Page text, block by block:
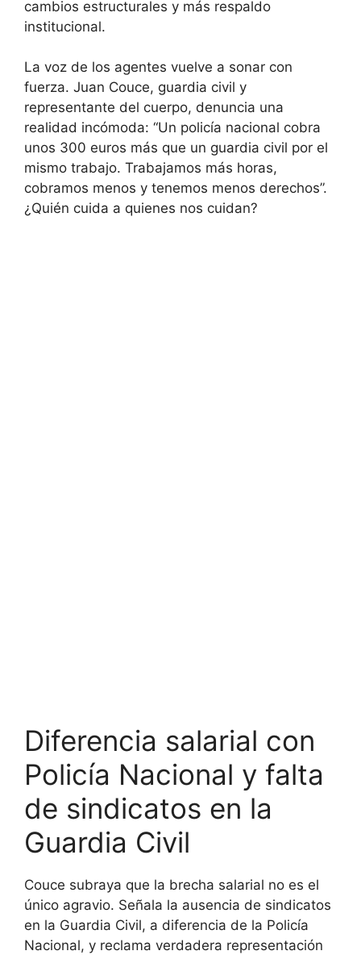
cambios estructurales y más respaldo
institucional.
La voz de los agentes vuelve a sonar con
fuerza. Juan Couce, guardia civil y
representante del cuerpo, denuncia una
realidad incómoda: “Un policía nacional cobra
unos 300 euros más que un guardia civil por el
mismo trabajo. Trabajamos más horas,
cobramos menos y tenemos menos derechos”.
¿Quién cuida a quienes nos cuidan?
Diferencia salarial con
Policía Nacional y falta
de sindicatos en la
Guardia Civil
Couce subraya que la brecha salarial no es el
único agravio. Señala la ausencia de sindicatos
en la Guardia Civil, a diferencia de la Policía
Nacional, y reclama verdadera representación